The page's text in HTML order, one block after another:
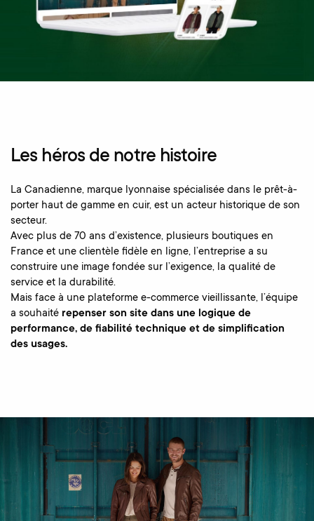
Les héros de notre histoire
La Canadienne, marque lyonnaise spécialisée dans le prêt-à-
porter haut de gamme en cuir, est un acteur historique de son
secteur.
Avec plus de 70 ans d’existence, plusieurs boutiques en
France et une clientèle fidèle en ligne, l’entreprise a su
construire une image fondée sur l’exigence, la qualité de
service et la durabilité.
Mais face à une plateforme e-commerce vieillissante, l’équipe
a souhaité repenser son site dans une logique de
performance, de fiabilité technique et de simplification
des usages.